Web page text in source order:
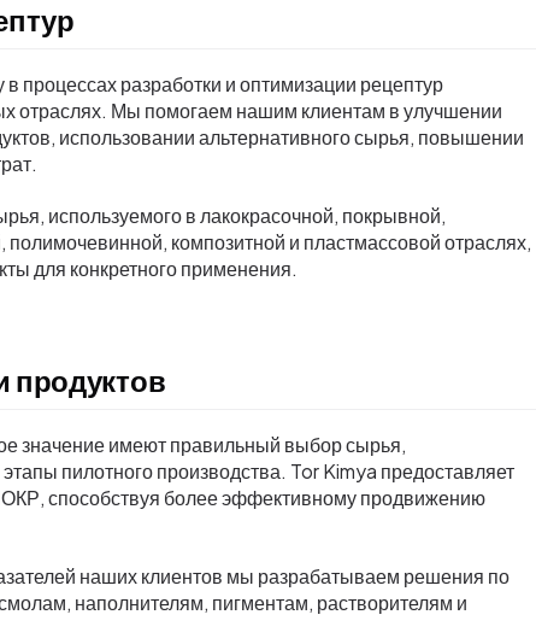
процессах разработки и оптимизации рецептур
отраслях. Мы помогаем нашим клиентам в улучшении
использовании альтернативного сырья, повышении
используемого в лакокрасочной, покрывной,
композитной и пластмассовой отраслях,
для конкретного применения.
продуктов
значение имеют правильный выбор сырья,
пилотного производства. Tor Kimya предоставляет
способствуя более эффективному продвижению
наших клиентов мы разрабатываем решения по
наполнителям, пигментам, растворителям и